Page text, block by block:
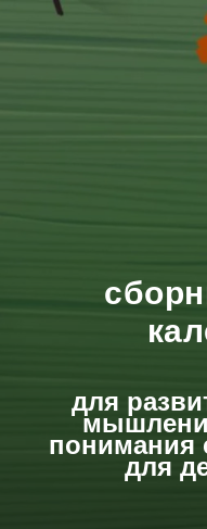
для
понимания
для